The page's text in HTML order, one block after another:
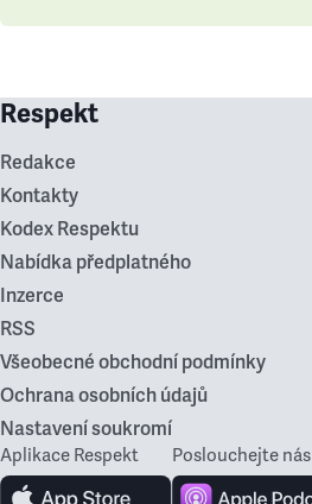
Respekt
Redakce
Kontakty
Kodex Respektu
Nabídka předplatného
Inzerce
RSS
Všeobecné obchodní podmínky
Ochrana osobních údajů
Nastavení soukromí
Aplikace Respekt Poslouchejte nás